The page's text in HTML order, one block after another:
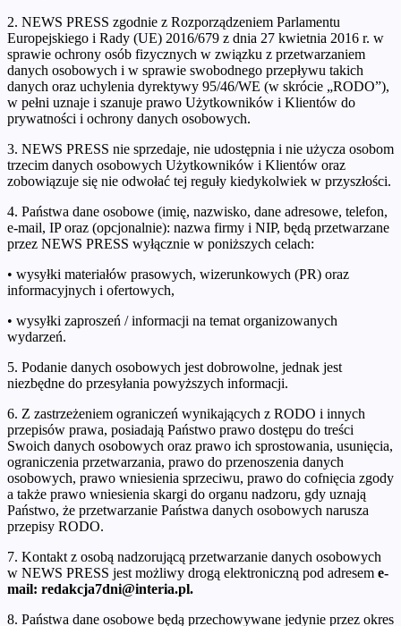
2. NEWS PRESS zgodnie z Rozporządzeniem Parlamentu
Europejskiego i Rady (UE) 2016/679 z dnia 27 kwietnia 2016 r. w
sprawie ochrony osób fizycznych w związku z przetwarzaniem
danych osobowych i w sprawie swobodnego przepływu takich
danych oraz uchylenia dyrektywy 95/46/WE (w skrócie „RODO”),
w pełni uznaje i szanuje prawo Użytkowników i Klientów do
prywatności i ochrony danych osobowych.
3. NEWS PRESS nie sprzedaje, nie udostępnia i nie użycza osobom
trzecim danych osobowych Użytkowników i Klientów oraz
zobowiązuje się nie odwołać tej reguły kiedykolwiek w przyszłości.
4. Państwa dane osobowe (imię, nazwisko, dane adresowe, telefon,
e-mail, IP oraz (opcjonalnie): nazwa firmy i NIP, będą przetwarzane
przez NEWS PRESS wyłącznie w poniższych celach:
• wysyłki materiałów prasowych, wizerunkowych (PR) oraz
informacyjnych i ofertowych,
• wysyłki zaproszeń / informacji na temat organizowanych
wydarzeń.
5. Podanie danych osobowych jest dobrowolne, jednak jest
niezbędne do przesyłania powyższych informacji.
6. Z zastrzeżeniem ograniczeń wynikających z RODO i innych
przepisów prawa, posiadają Państwo prawo dostępu do treści
Swoich danych osobowych oraz prawo ich sprostowania, usunięcia,
ograniczenia przetwarzania, prawo do przenoszenia danych
osobowych, prawo wniesienia sprzeciwu, prawo do cofnięcia zgody
a także prawo wniesienia skargi do organu nadzoru, gdy uznają
Państwo, że przetwarzanie Państwa danych osobowych narusza
przepisy RODO.
7. Kontakt z osobą nadzorującą przetwarzanie danych osobowych
w NEWS PRESS jest możliwy drogą elektroniczną pod adresem e-
mail: redakcja7dni@interia.pl.
8. Państwa dane osobowe będą przechowywane jedynie przez okres